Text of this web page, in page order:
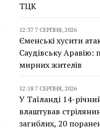
ТЦК
12:37 7 СЕРПНЯ, 2026
Єменські хусити
Саудівську Аравію:
мирних жителів
12:18 7 СЕРПНЯ, 2026
У Таїланді 14-
влаштував
загиблих, 20